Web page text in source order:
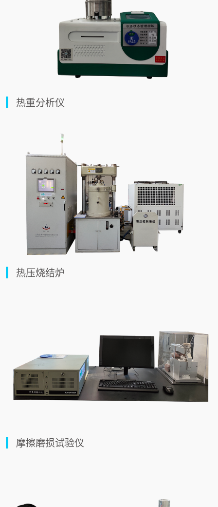
热重分析仪
热压烧结炉
摩擦磨损试验仪